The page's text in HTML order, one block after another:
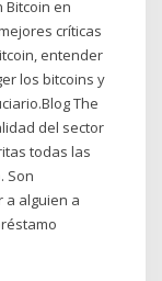
en
críticas
entender
los bitcoins y
The
del sector
todas las
Son
a alguien a